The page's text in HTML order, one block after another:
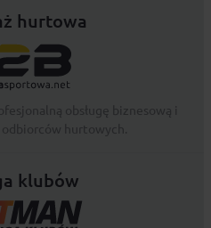
hurtowa
klubów